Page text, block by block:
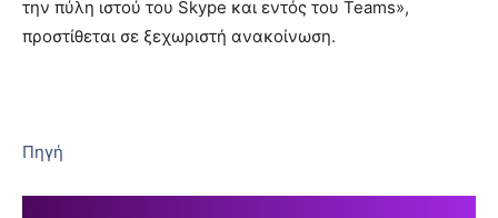
την πύλη ιστού του Skype και εντός του Teams»,
προστίθεται σε ξεχωριστή ανακοίνωση.
Πηγή